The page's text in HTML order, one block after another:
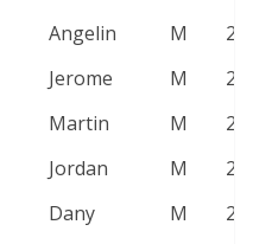
Angelin M
Jerome M
Martin M
Jordan M
Dany M